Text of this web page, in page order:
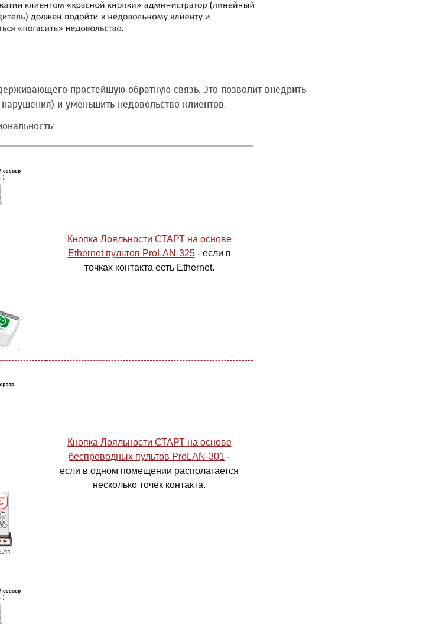
простейшую обратную связь. Это позволит внедрить
и уменьшить недовольство клиентов.
Кнопка Лояльности СТАРТ на основе
Ethernet пультов ProLAN-325- если в
точках контакта есть Ethernet.
Кнопка Лояльности СТАРТ на основе
беспроводных пультов ProLAN-301 -
если в одном помещении располагается
несколько точек контакта.